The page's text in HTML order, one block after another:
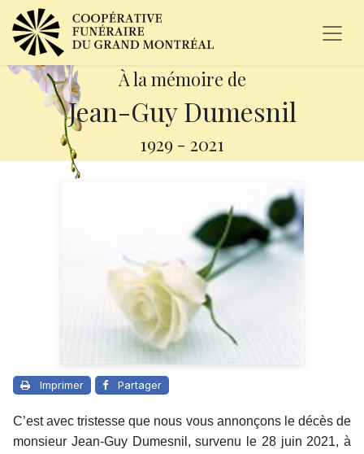
À la mémoire de
Jean-Guy Dumesnil
1929 - 2021
Imprimer Partager
C’est avec tristesse que nous vous annonçons le décès de
monsieur Jean-Guy Dumesnil, survenu le 28 juin 2021, à